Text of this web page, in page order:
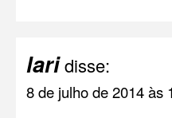
laridisse:
8 de julho de 2014 às